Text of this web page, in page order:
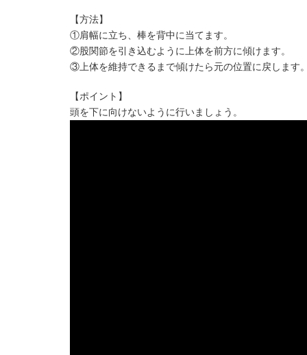
【方法】
①肩幅に立ち、棒を背中に当てます。
②股関節を引き込むように上体を前方に傾けます。
③上体を維持できるまで傾けたら元の位置に戻します
【ポイント】
頭を下に向けないように行いましょう。